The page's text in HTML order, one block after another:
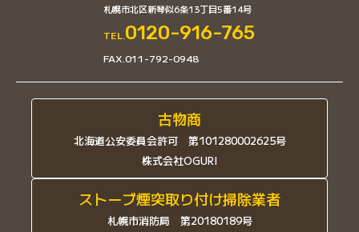
札幌市北区新琴似6条13丁目5番14号
TEL.0120-916-765
FAX.011-792-0948
古物商
北海道公安委員会許可 第101280002625号
株式会社OGURI
ストーブ煙突取り付け掃除業者
札幌市消防局 第20180189号